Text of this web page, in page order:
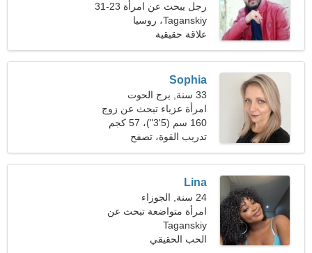
رجل يبحث عن امرأة 23-31
Taganskiy، روسيا
علاقة حقيقية
Sophia
33 سنة, برج الحوت
امرأة عزباء تبحث عن زوج
160 سم (5'3")، 57 كجم
(125 رطلا)
تدريب القوة، تصفح
Lina
24 سنة, الجوزاء
امرأة متواضعة تبحث عن
علاقة
Taganskiy
الحب الحقيقي